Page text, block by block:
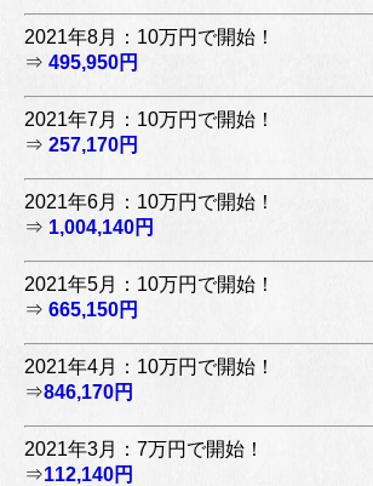
2021年8月：10万円で開始！
⇒ 495,950円
2021年7月：10万円で開始！
⇒ 257,170円
2021年6月：10万円で開始！
⇒ 1,004,140円
2021年5月：10万円で開始！
⇒ 665,150円
2021年4月：10万円で開始！
⇒846,170円
2021年3月：7万円で開始！
⇒112,140円